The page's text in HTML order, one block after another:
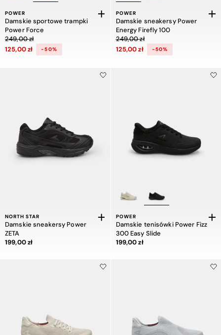
POWER
Damskie sportowe trampki
Power Force
Cena obniżona z 249,00 zł do 125,00 zł, zniżka 50 procent
249,00 zł
125,00 zł
-50%
POWER
Damskie sneakersy Power
Energy Firefly 100
Cena obniżona z 249,00 zł do
249,00 zł
125,00 zł
-50%
NORTH STAR
Damskie sneakersy Power
ZETA
Cena 199,00 zł
199,00 zł
POWER
Damskie tenisówki Power Fizz
300 Easy Slide
Cena 199,00 zł
199,00 zł